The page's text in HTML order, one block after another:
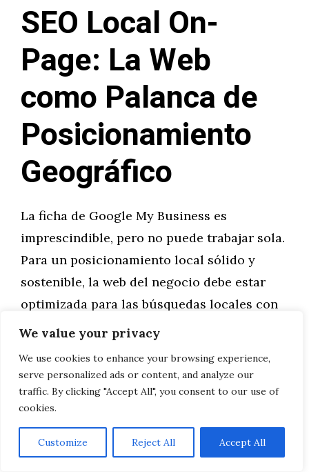
We value your privacy
We use cookies to enhance your browsing experience,
serve personalized ads or content, and analyze our
traffic. By clicking "Accept All", you consent to our use of
cookies.
Customize Reject All Accept All
SEO Local On-
Page: La Web
como Palanca de
Posicionamiento
Geográfico
La ficha de Google My Business es
imprescindible, pero no puede trabajar sola.
Para un posicionamiento local sólido y
sostenible, la web del negocio debe estar
optimizada para las búsquedas locales con
la misma atención estratégica que la ficha.
El SEO local on-page es el conjunto de
optimizaciones que se realizan dentro de la
propia web del negocio para mejorar su
visibilidad en búsquedas con intención
geográfica. Sus elementos clave son: